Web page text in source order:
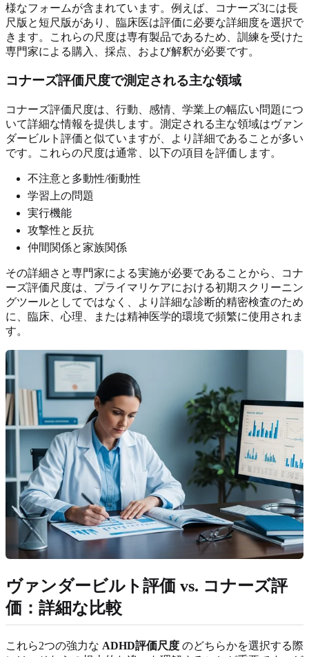
様なフォームが含まれています。例えば、コナーズ3には長
尺版と短尺版があり、臨床医は評価に必要な詳細度を選択で
きます。これらの尺度は専有製品であるため、訓練を受けた
専門家による購入、採点、および解釈が必要です。
コナーズ評価尺度で測定される主な領域
コナーズ評価尺度は、行動、感情、学業上の幅広い問題につ
いて詳細な情報を提供します。測定される主な領域はヴァン
ダービルト評価と似ていますが、より詳細であることが多い
です。これらの尺度は通常、以下の項目を評価します。
不注意と多動性/衝動性
学習上の問題
実行機能
攻撃性と反抗
仲間関係と家族関係
その詳細さと専門家による実施が必要であることから、コナ
ーズ評価尺度は、プライマリケアにおける初期スクリーニン
グツールとしてではなく、より詳細な診断的精密検査のため
に、臨床、心理、または精神医学的環境で頻繁に使用されま
す。
ヴァンダービルト評価 vs. コナーズ評
価：詳細な比較
これら2つの強力な ADHD評価尺度 のどちらかを選択する際